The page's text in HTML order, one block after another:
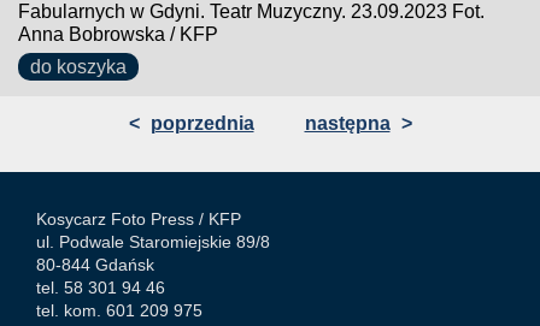
Fabularnych w Gdyni. Teatr Muzyczny. 23.09.2023 Fot.
Anna Bobrowska / KFP
do koszyka
< poprzednia następna >
Kosycarz Foto Press / KFP
ul. Podwale Staromiejskie 89/8
80-844 Gdańsk
tel. 58 301 94 46
tel. kom. 601 209 975